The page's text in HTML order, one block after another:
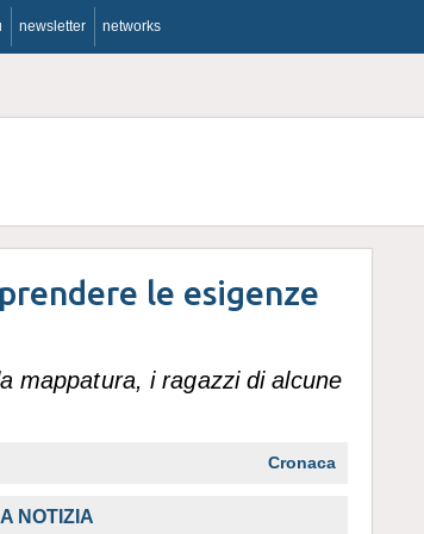
newsletter networks
le esigenze
mappatura, i ragazzi di alcune
Cronaca
NOTIZIA